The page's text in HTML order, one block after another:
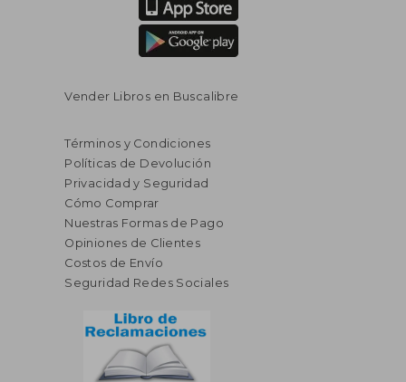
Vender Libros en Buscalibre
Términos y Condiciones
Políticas de Devolución
Privacidad y Seguridad
Cómo Comprar
Nuestras Formas de Pago
Opiniones de Clientes
Costos de Envío
Seguridad Redes Sociales